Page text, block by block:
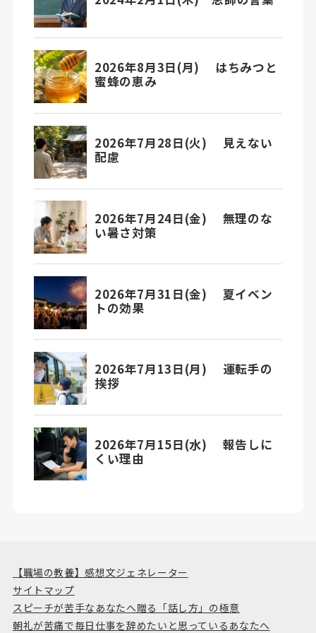
【職場の教養】感想文ジェネレーター
サイトマップ
スピーチが苦手なあなたへ贈る「話し方」の極意
朝礼が苦痛で毎日仕事を辞めたいと思っているあなたへ